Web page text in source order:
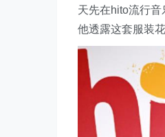
天先在hito流行音
他透露这套服装